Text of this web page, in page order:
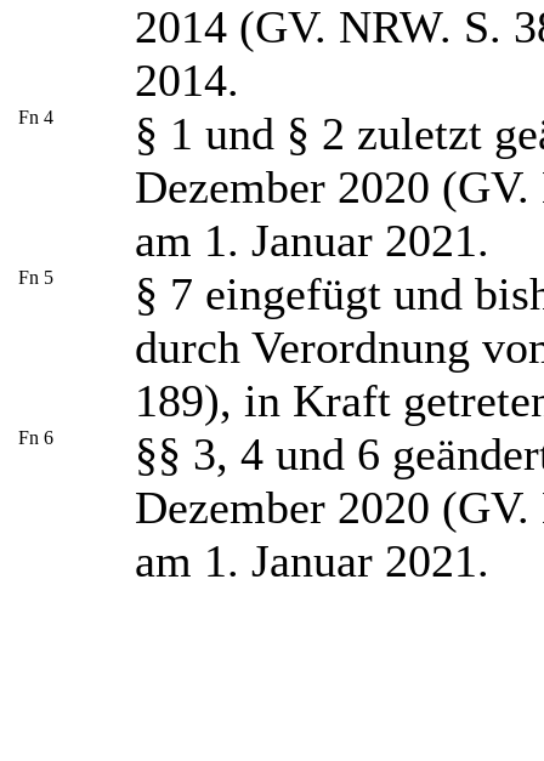
2014 (GV. NRW. S.
2014.
Fn 4
§ 1 und § 2 zuletzt
Dezember 2020
am 1. Januar 2021.
Fn 5
§ 7 eingefügt und
durch Verordnung
189), in Kraft
Fn 6
§§ 3, 4 und 6
Dezember 2020
am 1. Januar 2021.